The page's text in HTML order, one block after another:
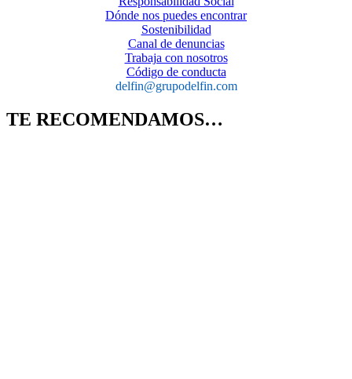
Dónde nos puedes encontrar
Sostenibilidad
Canal de denuncias
Trabaja con nosotros
Código de conducta
delfin@grupodelfin.com
TE RECOMENDAMOS…